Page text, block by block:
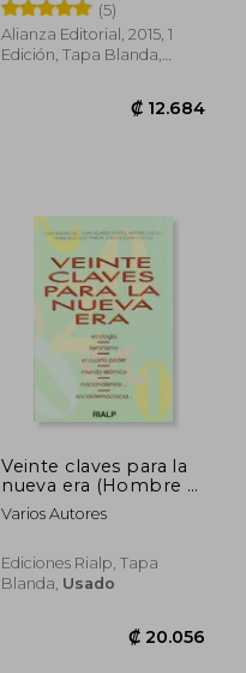
(5)
Alianza Editorial, 2015, 1
Edición, Tapa Blanda,
Veinte claves para la
nueva era (Hombre y
Sociedad)
Varios Autores
Ediciones Rialp, Tapa
Blanda, Usado